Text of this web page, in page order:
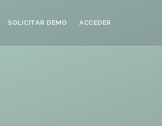
SOLICITAR DEMO ACCEDER